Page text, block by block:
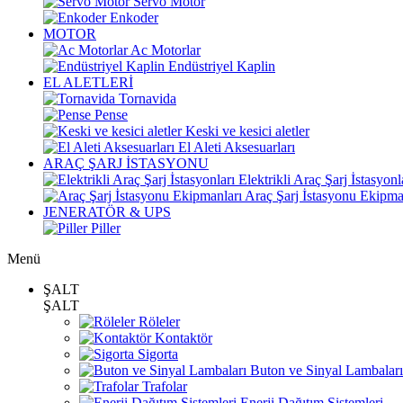
Enkoder
MOTOR
Ac Motorlar
Endüstriyel Kaplin
EL ALETLERİ
Tornavida
Pense
Keski ve kesici aletler
El Aleti Aksesuarları
ARAÇ ŞARJ İSTASYONU
Elektrikli Araç Şarj
Araç Şarj İstasyonu
JENERATÖR & UPS
Piller
Menü
ŞALT
ŞALT
Röleler
Kontaktör
Sigorta
Buton ve Sinyal Lambaları
Trafolar